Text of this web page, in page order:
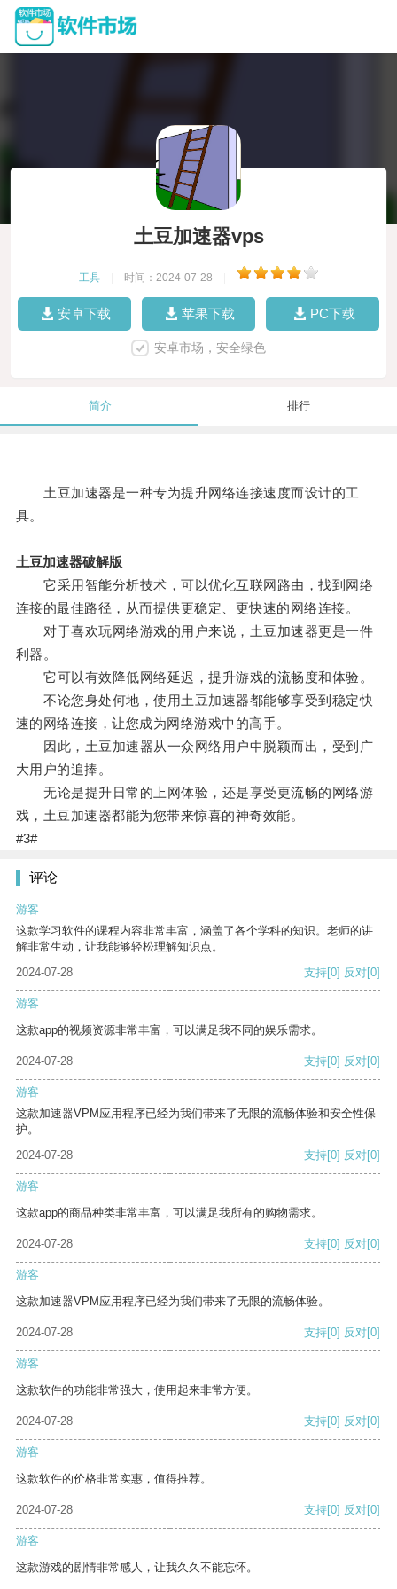
土豆加速器vps
工具 时间：2024-07-28
安卓下载 苹果下载 PC下载
安卓市场，安全绿色
简介 排行
土豆加速器是一种专为提升网络连接速度而设计的工
具。
土豆加速器破解版
它采用智能分析技术，可以优化互联网路由，找到网络
连接的最佳路径，从而提供更稳定、更快速的网络连接。
对于喜欢玩网络游戏的用户来说，土豆加速器更是一件
利器。
它可以有效降低网络延迟，提升游戏的流畅度和体验。
不论您身处何地，使用土豆加速器都能够享受到稳定快
速的网络连接，让您成为网络游戏中的高手。
因此，土豆加速器从一众网络用户中脱颖而出，受到广
大用户的追捧。
无论是提升日常的上网体验，还是享受更流畅的网络游
戏，土豆加速器都能为您带来惊喜的神奇效能。
#3#
评论
游客
这款学习软件的课程内容非常丰富，涵盖了各个学科的知识。老师的讲
解非常生动，让我能够轻松理解知识点。
2024-07-28
支持[0] 反对[0]
游客
这款app的视频资源非常丰富，可以满足我不同的娱乐需求。
2024-07-28 支持[0] 反对[0]
游客
这款加速器VPM应用程序已经为我们带来了无限的流畅体验和安全性保
护。
2024-07-28
支持[0] 反对[0]
游客
这款app的商品种类非常丰富，可以满足我所有的购物需求。
2024-07-28 支持[0] 反对[0]
游客
这款加速器VPM应用程序已经为我们带来了无限的流畅体验。
2024-07-28 支持[0] 反对[0]
游客
这款软件的功能非常强大，使用起来非常方便。
2024-07-28 支持[0] 反对[0]
游客
这款软件的价格非常实惠，值得推荐。
2024-07-28 支持[0] 反对[0]
游客
这款游戏的剧情非常感人，让我久久不能忘怀。